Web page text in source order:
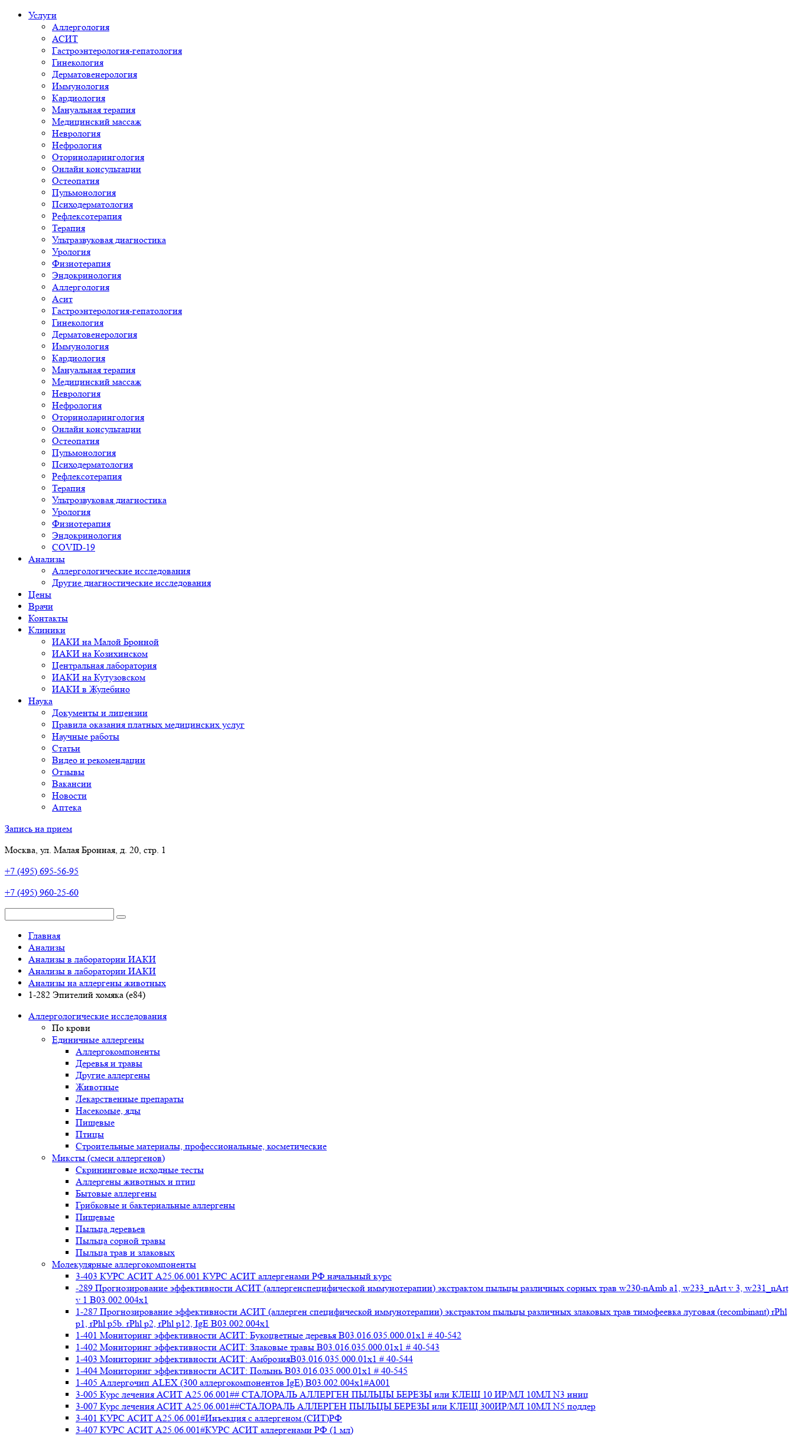
Услуги
Аллергология
АСИТ
Гастроэнтерология-гепатология
Гинекология
Дерматовенерология
Иммунология
Кардиология
Мануальная терапия
Медицинский массаж
Неврология
Нефрология
Оториноларингология
Онлайн консультации
Остеопатия
Пульмонология
Психодерматология
Рефлексотерапия
Терапия
Ультразвуковая диагностика
Урология
Физиотерапия
Эндокринология
Аллергология
Асит
Гастроэнтерология-гепатология
Гинекология
Дерматовенерология
Иммунология
Кардиология
Мануальная терапия
Медицинский массаж
Неврология
Нефрология
Оториноларингология
Онлайн консультации
Остеопатия
Пульмонология
Психодерматология
Рефлексотерапия
Терапия
Ультрозвуковая диагностика
Урология
Физиотерапия
Эндокринология
COVID-19
Анализы
Аллергологические исследования
Другие диагностические исследования
Цены
Врачи
Контакты
Клиники
ИАКИ на Малой Бронной
ИАКИ на Козихинском
Центральная лаборатория
ИАКИ на Кутузовском
ИАКИ в Жулебино
Наука
Документы и лицензии
Правила оказания платных медицинских услуг
Научные работы
Статьи
Видео и рекомендации
Отзывы
Вакансии
Новости
Аптека
Запись на прием
Москва, ул. Малая Бронная, д. 20, стр. 1
+7 (495) 695-56-95
+7 (495) 960-25-60
Главная
Анализы
Анализы в лаборатории ИАКИ
Анализы в лаборатории ИАКИ
Анализы на аллергены животных
1-282 Эпителий хомяка (e84)
Аллергологические исследования
По крови
Единичные аллергены
Аллергокомпоненты
Деревья и травы
Другие аллергены
Животные
Лекарственные препараты
Насекомые, яды
Пищевые
Птицы
Строительные материалы, профессиональные, косметические
Миксты (смеси аллергенов)
Cкрининговые исходные тесты
Аллергены животных и птиц
Бытовые аллергены
Грибковые и бактериальные аллергены
Пищевые
Пыльца деревьев
Пыльца сорной травы
Пыльца трав и злаковых
Молекулярные аллергокомпоненты
3-403 КУРС АСИТ А25.06.001 КУРС АСИТ аллергенами РФ начальный курс
-289 Прогнозирование эффективности АСИТ (аллергенспецифической иммунотерапии) экстрактом пыльцы различных сорных трав w230-nAmb a1, w233_nArt v 3, w231_nArt
v 1 В03.002.004x1
1-287 Прогнозирование эффективности АСИТ (аллерген специфической иммунотерапии) экстрактом пыльцы различных злаковых трав тимофеевка луговая (recombinant) rPhl
p1, rPhl p5b. rPhl p2, rPhl p12, IgE В03.002.004x1
1-401 Мониторинг эффективности АСИТ: Букоцветные деревья B03.016.035.000.01x1 # 40-542
1-402 Мониторинг эффективности АСИТ: Злаковые травы B03.016.035.000.01x1 # 40-543
1-403 Мониторинг эффективности АСИТ: АмброзияB03.016.035.000.01x1 # 40-544
1-404 Мониторинг эффективности АСИТ: Полынь B03.016.035.000.01x1 # 40-545
1-405 Аллергочип ALEX (300 аллергокомпонентов IgE) В03.002.004x1#А001
3-005 Курс лечения АСИТ А25.06.001## СТАЛОРАЛЬ АЛЛЕРГЕН ПЫЛЬЦЫ БЕРЕЗЫ или КЛЕЩ 10 ИР/МЛ 10МЛ N3 иниц
3-007 Курс лечения АСИТ А25.06.001##СТАЛОРАЛЬ АЛЛЕРГЕН ПЫЛЬЦЫ БЕРЕЗЫ или КЛЕЩ 300ИР/МЛ 10МЛ N5 поддер
3-401 КУРС АСИТ А25.06.001#Инъекция с аллергеном (СИТ)РФ
3-407 КУРС АСИТ А25.06.001#КУРС АСИТ аллергенами РФ (1 мл)